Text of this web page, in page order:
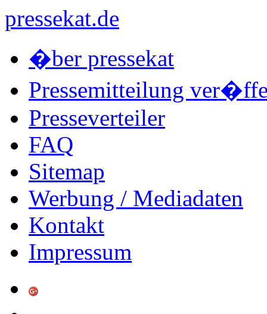
pressekat.de
�ber pressekat
Pressemitteilung
Presseverteiler
FAQ
Sitemap
Werbung / Mediadaten
Kontakt
Impressum